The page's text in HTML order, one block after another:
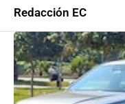
Redacción EC